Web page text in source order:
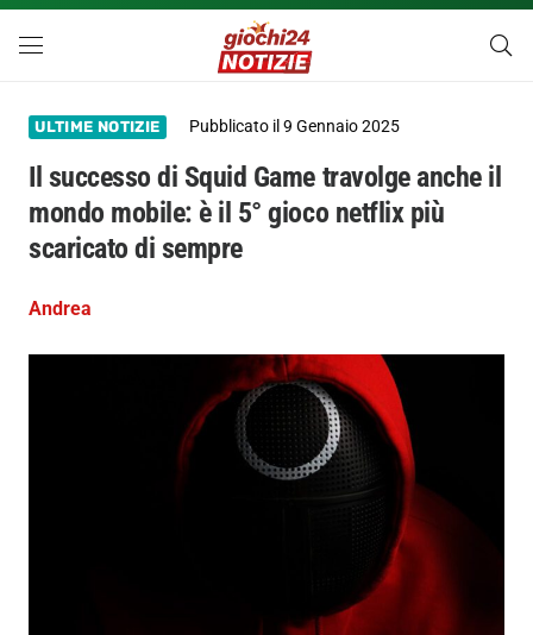
ULTIME NOTIZIE Pubblicato il9 Gennaio 2025
Il successo di Squid Game travolge anche il
mondo mobile: è il 5° gioco netflix più
scaricato di sempre
Andrea